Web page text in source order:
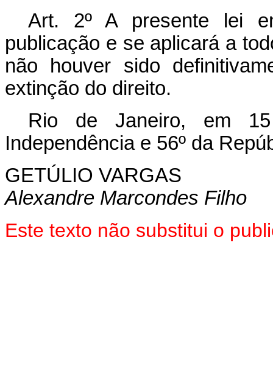
Art. 2º A presente lei
publicação e se aplicará a
não houver sido
extinção do direito.
Rio de Janeiro, em
Independência e 56º da
GETÚLIO VARGAS
Alexandre Marcondes Filho
Este texto não substitui o